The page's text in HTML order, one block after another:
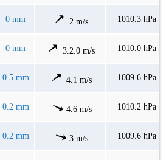
0 mm 2 m/s 1010.3 hPa
0 mm 3.2.0 m/s 1010.0 hPa
0.5 mm 4.1 m/s 1009.6 hPa
0.2 mm 4.6 m/s 1010.2 hPa
0.2 mm 3 m/s 1009.6 hPa